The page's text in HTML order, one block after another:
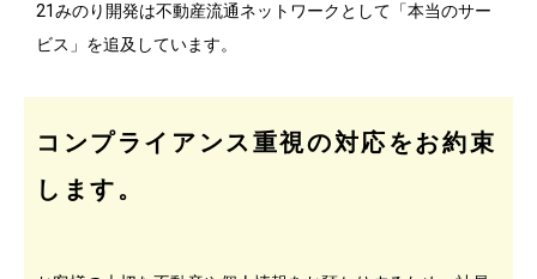
21みのり開発は不動産流通ネットワークとして「本当のサー
ビス」を追及しています。
コンプライアンス重視の対応をお約束
します。